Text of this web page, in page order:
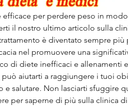
efficace per perdere peso in
il nostro ultimo articolo sulla
è diventato sempre più
nel promuovere una
di diete inefficaci e allenamenti
aiutarti a raggiungere i tuoi
salutare. Non lasciarti sfuggire
per saperne di più sulla clinica